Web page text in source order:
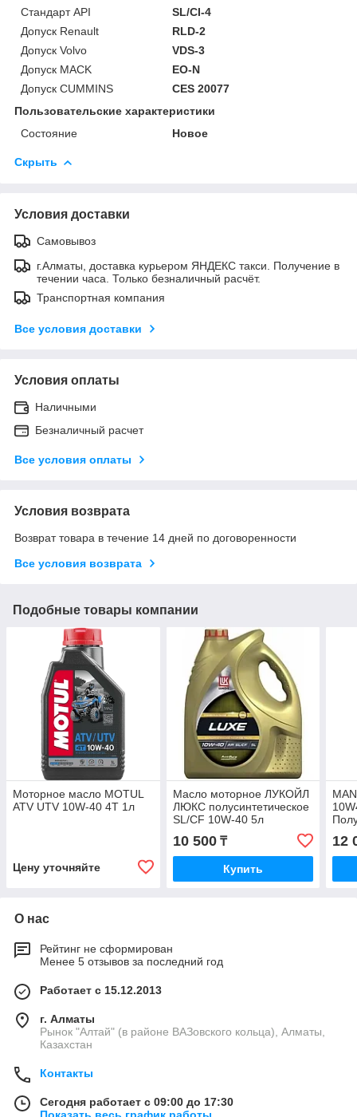
Стандарт API
SL/CI-4
Допуск Renault
RLD-2
Допуск Volvo
VDS-3
Допуск MACK
EO-N
Допуск CUMMINS
CES 20077
Пользовательские характеристики
Состояние
Новое
Скрыть
Условия доставки
Самовывоз
г.Алматы, доставка курьером ЯНДЕКС такси. Получение в
течении часа. Только безналичный расчёт.
Транспортная компания
Все условия доставки
Условия оплаты
Наличными
Безналичный расчет
Все условия оплаты
Условия возврата
Возврат товара в течение 14 дней по договоренности
Все условия возврата
Подобные товары компании
Моторное масло MOTUL
ATV UTV 10W-40 4T 1л
Цену уточняйте
Масло моторное ЛУКОЙЛ
ЛЮКС полусинтетическое
SL/CF 10W-40 5л
10 500₸
Купить
12
О нас
Рейтинг не сформирован
Менее 5 отзывов за последний год
Работает с 15.12.2013
г. Алматы
Рынок "Алтай" (в районе ВАЗовского кольца), Алматы,
Казахстан
Контакты
Сегодня работает с 09:00 до 17:30